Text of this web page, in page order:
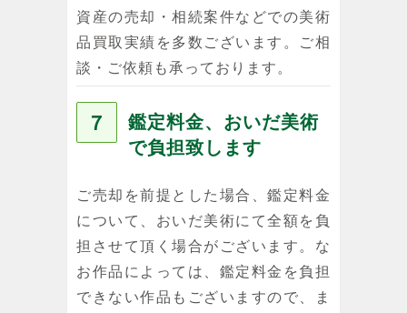
資産の売却・相続案件などでの美術
品買取実績を多数ございます。ご相
談・ご依頼も承っております。
７
鑑定料金、おいだ美術
で負担致します
ご売却を前提とした場合、鑑定料金
について、おいだ美術にて全額を負
担させて頂く場合がございます。な
お作品によっては、鑑定料金を負担
できない作品もございますので、ま